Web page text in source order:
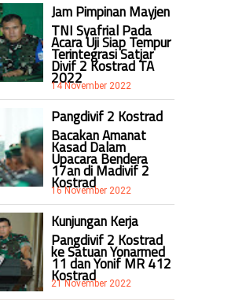
Jam Pimpinan Mayjen
TNI Syafrial Pada
Acara Uji Siap Tempur
Terintegrasi Satjar
Divif 2 Kostrad TA
2022
14 November 2022
Pangdivif 2 Kostrad
Bacakan Amanat
Kasad Dalam
Upacara Bendera
17an di Madivif 2
Kostrad
16 November 2022
Kunjungan Kerja
Pangdivif 2 Kostrad
ke Satuan Yonarmed
11 dan Yonif MR 412
Kostrad
21 November 2022